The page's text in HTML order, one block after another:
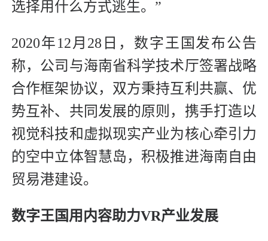
选择用什么方式逃生。”
2020年12月28日，数字王国发布公告
称，公司与海南省科学技术厅签署战略
合作框架协议，双方秉持互利共赢、优
势互补、共同发展的原则，携手打造以
视觉科技和虚拟现实产业为核心牵引力
的空中立体智慧岛，积极推进海南自由
贸易港建设。
数字王国用内容助力VR产业发展